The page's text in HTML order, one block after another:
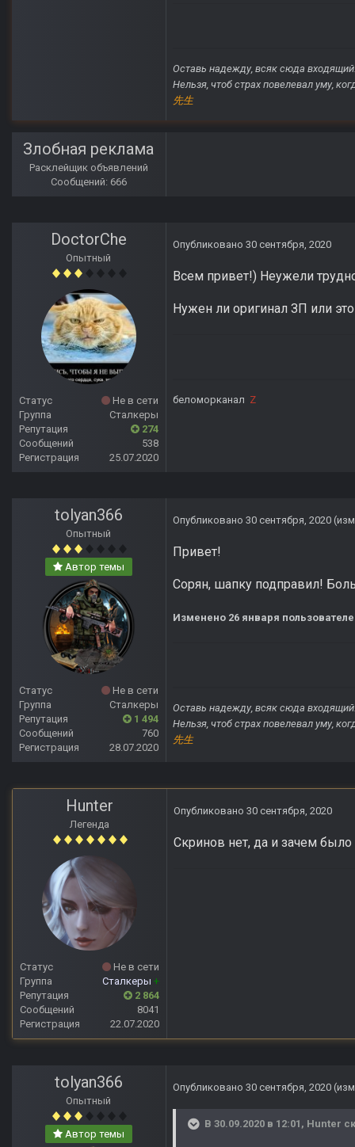
Оставь надежду, всяк сюда
Нельзя, чтоб страх повелевал уму,
先生
Злобная реклама
Расклейщик объявлений
Сообщений: 666
DoctorChe
Опытный
Статус
Не в сети
Группа
Сталкеры
Репутация
274
Сообщений
538
Регистрация
25.07.2020
Опубликовано 30 сентября, 2020
Всем привет!) Неужели
Нужен ли оригинал ЗП или
беломорканал Z
tolyan366
Опытный
Автор темы
Статус
Не в сети
Группа
Сталкеры
Репутация
1 494
Сообщений
760
Регистрация
28.07.2020
Опубликовано 30 сентября, 2020
Привет!
Сорян, шапку подправил!
Изменено 26 января
Оставь надежду, всяк сюда
Нельзя, чтоб страх повелевал уму,
先生
Hunter
Легенда
Статус
Не в сети
Группа
Сталкеры +
Репутация
2 864
Сообщений
8041
Регистрация
22.07.2020
Опубликовано 30 сентября, 2020
Скринов нет, да и зачем было
tolyan366
Опытный
Автор темы
Опубликовано 30 сентября, 2020
В 30.09.2020 в 12:01, Hunter